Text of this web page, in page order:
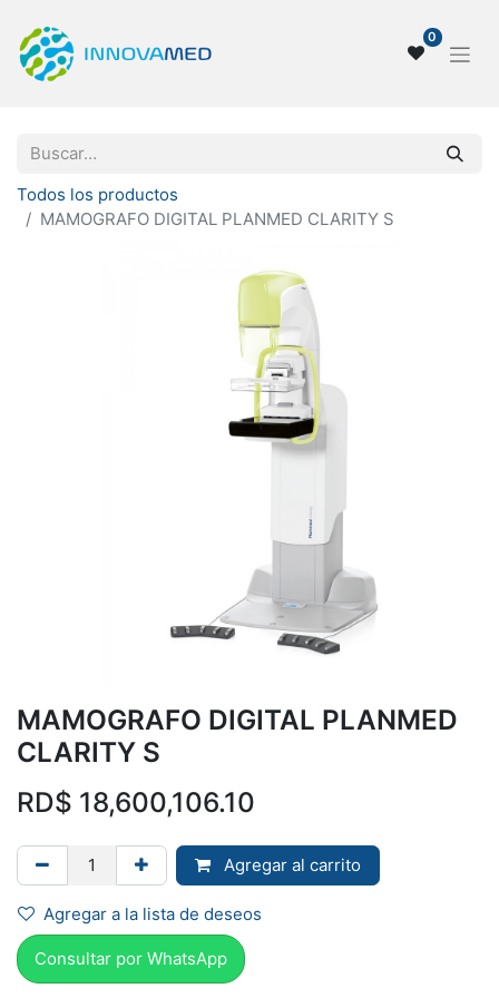
0
Todos los productos
MAMOGRAFO DIGITAL PLANMED CLARITY S
MAMOGRAFO DIGITAL PLANMED
CLARITY S
RD$ 18,600,106.10
Agregar al carrito
Agregar a la lista de deseos
Consultar por WhatsApp